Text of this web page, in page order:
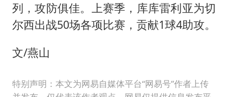
列，攻防俱佳。上赛季，库库雷利亚为切
尔西出战50场各项比赛，贡献1球4助攻。
文/燕山
特别声明：本文为网易自媒体平台“网易号”作者上传